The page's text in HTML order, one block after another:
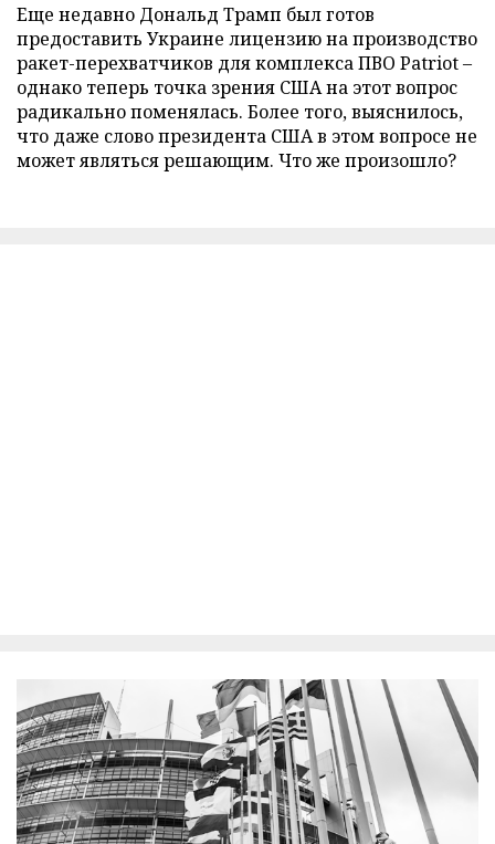
Еще недавно Дональд Трамп был готов
предоставить Украине лицензию на производство
ракет-перехватчиков для комплекса ПВО Patriot –
однако теперь точка зрения США на этот вопрос
радикально поменялась. Более того, выяснилось,
что даже слово президента США в этом вопросе не
может являться решающим. Что же произошло?